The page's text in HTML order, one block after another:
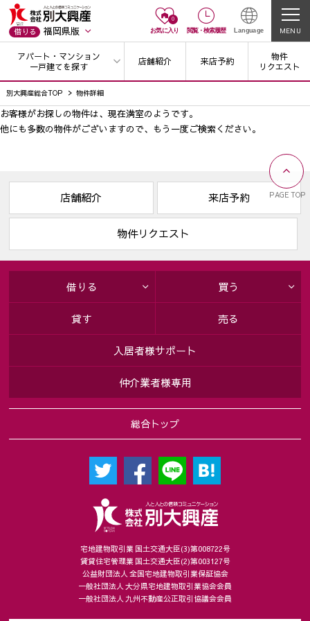
借りる 福岡県版
0
お気に入り 閲覧・ 検索履歴 Language MENU
アパート・マンション
一戸建てを探す
店舗紹介 来店予約
物件
リクエスト
別大興産総合TOP 物件詳細
お客様がお探しの物件は、現在満室のようです。
他にも多数の物件がございますので、 もう一度ご検索ください。
PAGE TOP
店舗紹介 来店予約
物件リクエスト
宅地建物取引業 国土交通大臣(3)第008722号
賃貸住宅管理業 国土交通大臣(2)第003127号
公益財団法人 全国宅地建物取引業保証協会
一般社団法人 大分県宅地建物取引業協会会員
一般社団法人 九州不動産公正取引協議会会員
総合トップ
借りる 買う
貸す 売る
入居者様サポート
仲介業者様専用